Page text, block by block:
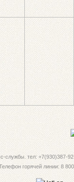
службы. тел: +7(930)387-
горячей линии: 8